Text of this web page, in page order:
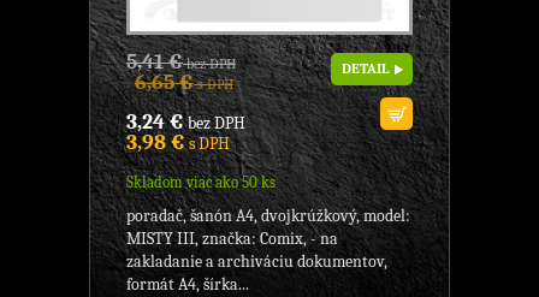
5,41 €bez DPH
6,65 €s DPH
3,24 €bez DPH
3,98 €s DPH
Skladom viac ako 50 ks
DETAIL
poradač, šanón A4, dvojkrúžkový, model:
MISTY III, značka: Comix, - na
zakladanie a archiváciu dokumentov,
formát A4, šírka...